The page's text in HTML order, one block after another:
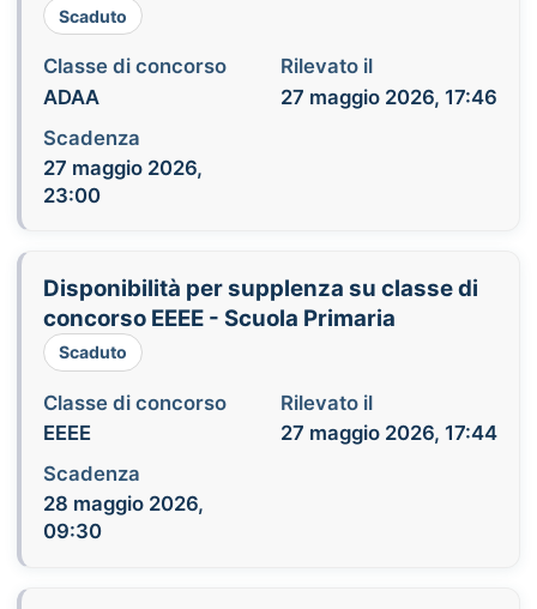
Scaduto
Classe di concorso
ADAA
Rilevato il
27 maggio 2026, 17:46
Scadenza
27 maggio 2026,
23:00
Disponibilità per supplenza su classe di
concorso EEEE - Scuola Primaria
Scaduto
Classe di concorso
EEEE
Rilevato il
27 maggio 2026, 17:44
Scadenza
28 maggio 2026,
09:30